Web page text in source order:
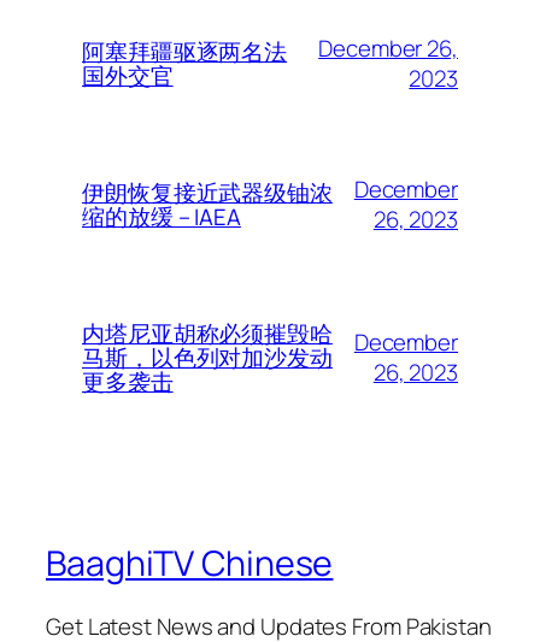
阿塞拜疆驱逐两名法
国外交官
December 26,
2023
伊朗恢复接近武器级铀浓
缩的放缓 – IAEA
December
26, 2023
内塔尼亚胡称必须摧毁哈
马斯，以色列对加沙发动
更多袭击
December
26, 2023
BaaghiTV Chinese
Get Latest News and Updates From Pakistan